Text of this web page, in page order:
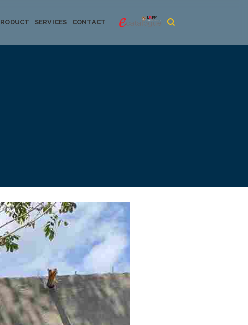
SERVICES CONTACT